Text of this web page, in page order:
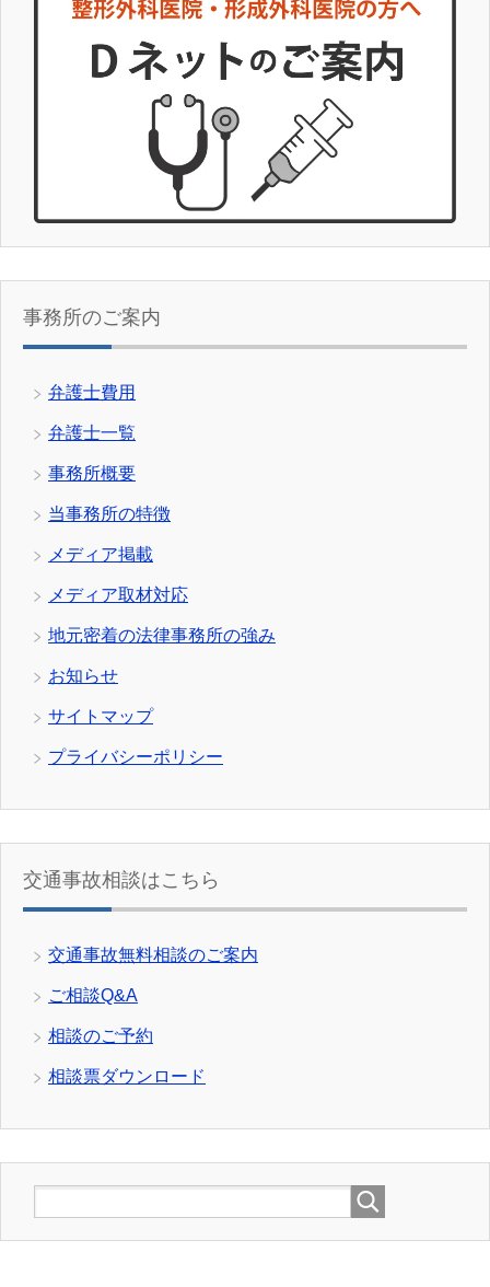
事務所のご案内
弁護士費用
弁護士一覧
事務所概要
当事務所の特徴
メディア掲載
メディア取材対応
地元密着の法律事務所の強み
お知らせ
サイトマップ
プライバシーポリシー
交通事故相談はこちら
交通事故無料相談のご案内
ご相談Q&A
相談のご予約
相談票ダウンロード